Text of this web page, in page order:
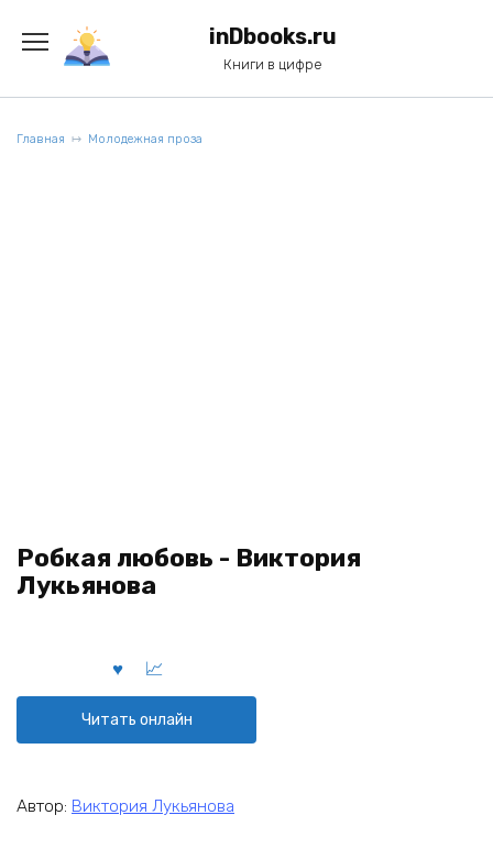
содержанию
inDbooks.ru
Книги в цифре
Главная Молодежная проза
Робкая любовь - Виктория
Лукьянова
Читать онлайн
Автор: Виктория Лукьянова